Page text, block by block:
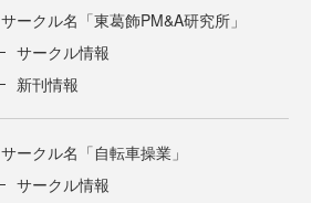
サークル名「東葛飾PM&A研究所」
サークル情報
新刊情報
サークル名「自転車操業」
サークル情報